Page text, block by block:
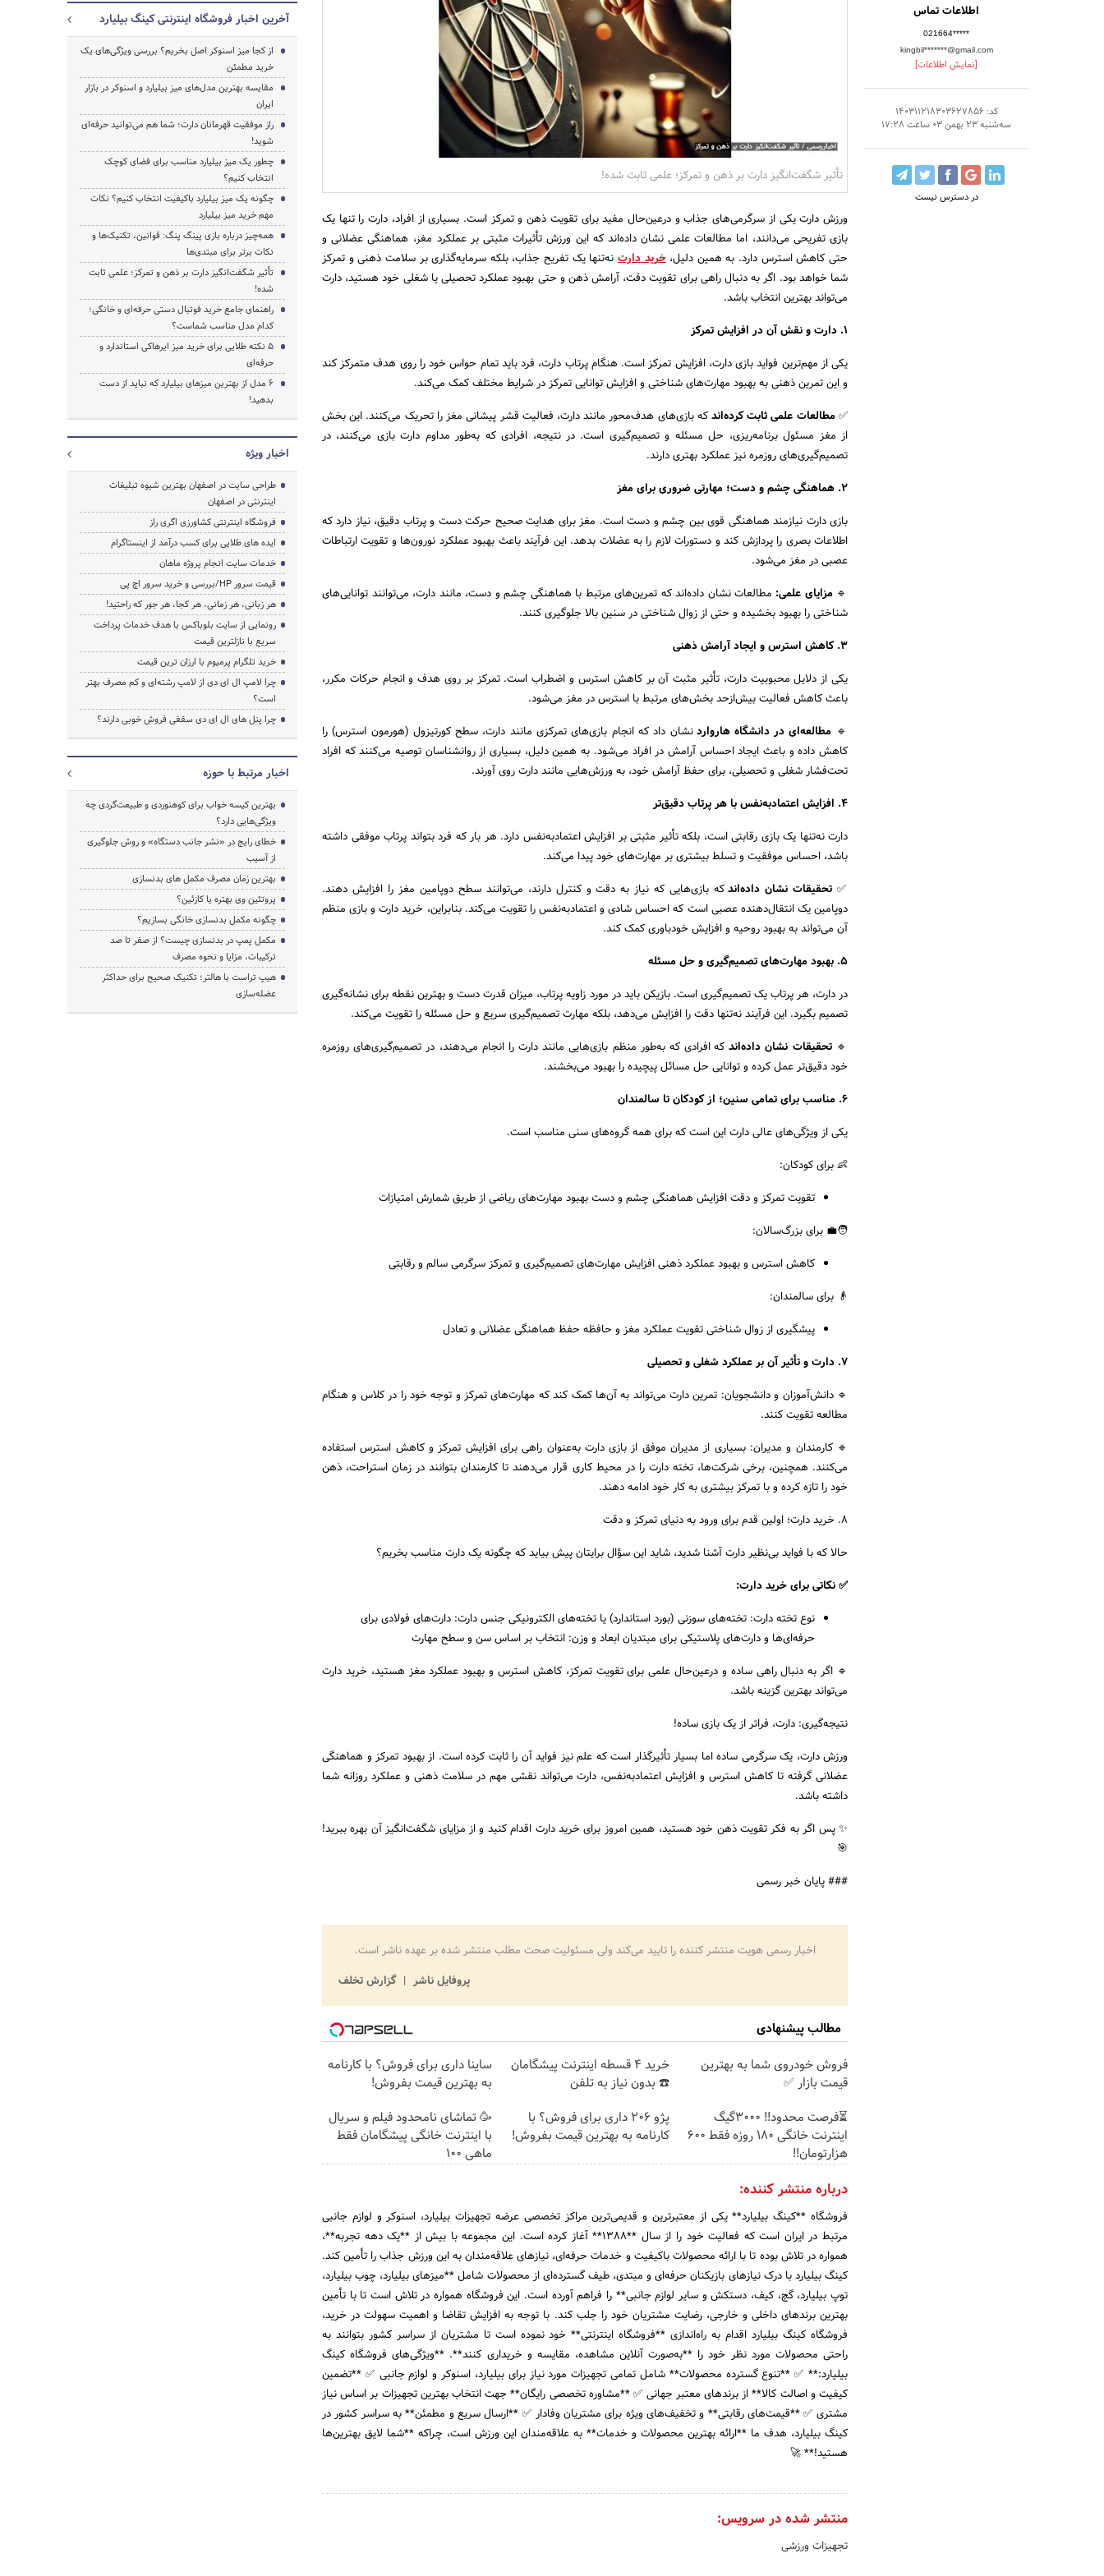
اطلاعات تماس
021664*****
kingbil*******@gmail.com
[نمایش اطلاعات]
کد: 140311218303627856
سه‌شنبه 23 بهمن 03 ساعت 17:28
در دسترس نیست
تأثیر شگفت‌انگیز دارت بر ذهن و تمرکز؛ علمی ثابت شده!
ورزش دارت یکی از سرگرمی‌های جذاب و درعین‌حال مفید برای تقویت ذهن و تمرکز است. بسیاری از افراد، دارت را تنها یک
بازی تفریحی می‌دانند، اما مطالعات علمی نشان داده‌اند که این ورزش تأثیرات مثبتی بر عملکرد مغز، هماهنگی عضلانی و
حتی کاهش استرس دارد. به همین دلیل،خرید دارت نه‌تنها یک تفریح جذاب، بلکه سرمایه‌گذاری بر سلامت ذهنی و تمرکز
شما خواهد بود. اگر به دنبال راهی برای تقویت دقت، آرامش ذهن و حتی بهبود عملکرد تحصیلی یا شغلی خود هستید، دارت
می‌تواند بهترین انتخاب باشد.
۱. دارت و نقش آن در افزایش تمرکز
یکی از مهم‌ترین فواید بازی دارت، افزایش تمرکز است. هنگام پرتاب دارت، فرد باید تمام حواس خود را روی هدف متمرکز کند
و این تمرین ذهنی به بهبود مهارت‌های شناختی و افزایش توانایی تمرکز در شرایط مختلف کمک می‌کند.
✅مطالعات علمی ثابت کرده‌اندکه بازی‌های هدف‌محور مانند دارت، فعالیت قشر پیشانی مغز را تحریک می‌کنند. این بخش
از مغز مسئول برنامه‌ریزی، حل مسئله و تصمیم‌گیری است. در نتیجه، افرادی که به‌طور مداوم دارت بازی می‌کنند، در
تصمیم‌گیری‌های روزمره نیز عملکرد بهتری دارند.
۲. هماهنگی چشم و دست؛ مهارتی ضروری برای مغز
بازی دارت نیازمند هماهنگی قوی بین چشم و دست است. مغز برای هدایت صحیح حرکت دست و پرتاب دقیق، نیاز دارد که
اطلاعات بصری را پردازش کند و دستورات لازم را به عضلات بدهد. این فرآیند باعث بهبود عملکرد نورون‌ها و تقویت ارتباطات
عصبی در مغز می‌شود.
🔹مزایای علمی: مطالعات نشان داده‌اند که تمرین‌های مرتبط با هماهنگی چشم و دست، مانند دارت، می‌توانند توانایی‌های
شناختی را بهبود بخشیده و حتی از زوال شناختی در سنین بالا جلوگیری کنند.
۳. کاهش استرس و ایجاد آرامش ذهنی
یکی از دلایل محبوبیت دارت، تأثیر مثبت آن بر کاهش استرس و اضطراب است. تمرکز بر روی هدف و انجام حرکات مکرر،
باعث کاهش فعالیت بیش‌ازحد بخش‌های مرتبط با استرس در مغز می‌شود.
🔹 مطالعه‌ای در دانشگاه هارواردنشان داد که انجام بازی‌های تمرکزی مانند دارت، سطح کورتیزول (هورمون استرس) را
کاهش داده و باعث ایجاد احساس آرامش در افراد می‌شود. به همین دلیل، بسیاری از روانشناسان توصیه می‌کنند که افراد
تحت‌فشار شغلی و تحصیلی، برای حفظ آرامش خود، به ورزش‌هایی مانند دارت روی آورند.
۴. افزایش اعتمادبه‌نفس با هر پرتاب دقیق‌تر
دارت نه‌تنها یک بازی رقابتی است، بلکه تأثیر مثبتی بر افزایش اعتمادبه‌نفس دارد. هر بار که فرد بتواند پرتاب موفقی داشته
باشد، احساس موفقیت و تسلط بیشتری بر مهارت‌های خود پیدا می‌کند.
✅ تحقیقات نشان داده‌اندکه بازی‌هایی که نیاز به دقت و کنترل دارند، می‌توانند سطح دوپامین مغز را افزایش دهند.
دوپامین یک انتقال‌دهنده عصبی است که احساس شادی و اعتمادبه‌نفس را تقویت می‌کند. بنابراین، خرید دارت و بازی منظم
آن می‌تواند به بهبود روحیه و افزایش خودباوری کمک کند.
۵. بهبود مهارت‌های تصمیم‌گیری و حل مسئله
در دارت، هر پرتاب یک تصمیم‌گیری است. بازیکن باید در مورد زاویه پرتاب، میزان قدرت دست و بهترین نقطه برای نشانه‌گیری
تصمیم بگیرد. این فرآیند نه‌تنها دقت را افزایش می‌دهد، بلکه مهارت تصمیم‌گیری سریع و حل مسئله را تقویت می‌کند.
🔹تحقیقات نشان داده‌اند که افرادی که به‌طور منظم بازی‌هایی مانند دارت را انجام می‌دهند، در تصمیم‌گیری‌های روزمره
خود دقیق‌تر عمل کرده و توانایی حل مسائل پیچیده را بهبود می‌بخشند.
۶. مناسب برای تمامی سنین؛ از کودکان تا سالمندان
یکی از ویژگی‌های عالی دارت این است که برای همه گروه‌های سنی مناسب است.
👶 برای کودکان:
تقویت تمرکز و دقت افزایش هماهنگی چشم و دست بهبود مهارت‌های ریاضی از طریق شمارش امتیازات
🧑‍💼 برای بزرگ‌سالان:
کاهش استرس و بهبود عملکرد ذهنی افزایش مهارت‌های تصمیم‌گیری و تمرکز سرگرمی سالم و رقابتی
👴 برای سالمندان:
پیشگیری از زوال شناختی تقویت عملکرد مغز و حافظه حفظ هماهنگی عضلانی و تعادل
۷. دارت و تأثیر آن بر عملکرد شغلی و تحصیلی
🔹 دانش‌آموزان و دانشجویان: تمرین دارت می‌تواند به آن‌ها کمک کند که مهارت‌های تمرکز و توجه خود را در کلاس و هنگام
مطالعه تقویت کنند.
🔹 کارمندان و مدیران: بسیاری از مدیران موفق از بازی دارت به‌عنوان راهی برای افزایش تمرکز و کاهش استرس استفاده
می‌کنند. همچنین، برخی شرکت‌ها، تخته دارت را در محیط کاری قرار می‌دهند تا کارمندان بتوانند در زمان استراحت، ذهن
خود را تازه کرده و با تمرکز بیشتری به کار خود ادامه دهند.
۸. خرید دارت؛ اولین قدم برای ورود به دنیای تمرکز و دقت
حالا که با فواید بی‌نظیر دارت آشنا شدید، شاید این سؤال برایتان پیش بیاید که چگونه یک دارت مناسب بخریم؟
✅ نکاتی برای خرید دارت:
نوع تخته دارت: تخته‌های سوزنی (بورد استاندارد) یا تخته‌های الکترونیکی جنس دارت: دارت‌های فولادی برای
حرفه‌ای‌ها و دارت‌های پلاستیکی برای مبتدیان ابعاد و وزن: انتخاب بر اساس سن و سطح مهارت
🔹 اگر به دنبال راهی ساده و درعین‌حال علمی برای تقویت تمرکز، کاهش استرس و بهبود عملکرد مغز هستید، خرید دارت
می‌تواند بهترین گزینه باشد.
نتیجه‌گیری: دارت، فراتر از یک بازی ساده!
ورزش دارت، یک سرگرمی ساده اما بسیار تأثیرگذار است که علم نیز فواید آن را ثابت کرده است. از بهبود تمرکز و هماهنگی
عضلانی گرفته تا کاهش استرس و افزایش اعتمادبه‌نفس، دارت می‌تواند نقشی مهم در سلامت ذهنی و عملکرد روزانه شما
داشته باشد.
✨ پس اگر به فکر تقویت ذهن خود هستید، همین امروز برای خرید دارت اقدام کنید و از مزایای شگفت‌انگیز آن بهره ببرید!
🎯
### پایان خبر رسمی
اخبار رسمی هویت منتشر کننده را تایید می‌کند ولی مسئولیت صحت مطلب منتشر شده بر عهده ناشر است.
پروفایل ناشر
گزارش تخلف
مطالب پیشنهادی
فروش خودروی شما به بهترین
قیمت بازار ✅
خرید 4 قسطه اینترنت پیشگامان
☎️ بدون نیاز به تلفن
ساینا داری برای فروش؟ با کارنامه
به بهترین قیمت بفروش!
⏳فرصت محدود!! 3000گیگ
اینترنت خانگی 180 روزه فقط 600
هزارتومان!!
پژو 206 داری برای فروش؟ با
کارنامه به بهترین قیمت بفروش!
🥳 تماشای نامحدود فیلم و سریال
با اینترنت خانگی پیشگامان فقط
ماهی 100
درباره منتشر کننده:
فروشگاه **کینگ بیلیارد** یکی از معتبرترین و قدیمی‌ترین مراکز تخصصی عرضه تجهیزات بیلیارد، اسنوکر و لوازم جانبی
مرتبط در ایران است که فعالیت خود را از سال **۱۳۸۸** آغاز کرده است. این مجموعه با بیش از **یک دهه تجربه**،
همواره در تلاش بوده تا با ارائه محصولات باکیفیت و خدمات حرفه‌ای، نیازهای علاقه‌مندان به این ورزش جذاب را تأمین کند.
کینگ بیلیارد با درک نیازهای بازیکنان حرفه‌ای و مبتدی، طیف گسترده‌ای از محصولات شامل **میزهای بیلیارد، چوب بیلیارد،
توپ بیلیارد، گچ، کیف، دستکش و سایر لوازم جانبی** را فراهم آورده است. این فروشگاه همواره در تلاش است تا با تأمین
بهترین برندهای داخلی و خارجی، رضایت مشتریان خود را جلب کند. با توجه به افزایش تقاضا و اهمیت سهولت در خرید،
فروشگاه کینگ بیلیارد اقدام به راه‌اندازی **فروشگاه اینترنتی** خود نموده است تا مشتریان از سراسر کشور بتوانند به
راحتی محصولات مورد نظر خود را **به‌صورت آنلاین مشاهده، مقایسه و خریداری کنند**. **ویژگی‌های فروشگاه کینگ
بیلیارد:** ✅ **تنوع گسترده محصولات** شامل تمامی تجهیزات مورد نیاز برای بیلیارد، اسنوکر و لوازم جانبی ✅ **تضمین
کیفیت و اصالت کالا** از برندهای معتبر جهانی ✅ **مشاوره تخصصی رایگان** جهت انتخاب بهترین تجهیزات بر اساس نیاز
مشتری ✅ **قیمت‌های رقابتی** و تخفیف‌های ویژه برای مشتریان وفادار ✅ **ارسال سریع و مطمئن** به سراسر کشور در
کینگ بیلیارد، هدف ما **ارائه بهترین محصولات و خدمات** به علاقه‌مندان این ورزش است، چراکه **شما لایق بهترین‌ها
هستید!** 🚀
منتشر شده در سرویس:
تجهیزات ورزشی
آخرین اخبار فروشگاه اینترنتی کینگ بیلیارد
از کجا میز اسنوکر اصل بخریم؟ بررسی ویژگی‌های یک
خرید مطمئن
مقایسه بهترین مدل‌های میز بیلیارد و اسنوکر در بازار
ایران
راز موفقیت قهرمانان دارت؛ شما هم می‌توانید حرفه‌ای
شوید!
چطور یک میز بیلیارد مناسب برای فضای کوچک
انتخاب کنیم؟
چگونه یک میز بیلیارد باکیفیت انتخاب کنیم؟ نکات
مهم خرید میز بیلیارد
همه‌چیز درباره بازی پینگ پنگ: قوانین، تکنیک‌ها و
نکات برتر برای مبتدی‌ها
تأثیر شگفت‌انگیز دارت بر ذهن و تمرکز؛ علمی ثابت
شده!
راهنمای جامع خرید فوتبال دستی حرفه‌ای و خانگی؛
کدام مدل مناسب شماست؟
۵ نکته طلایی برای خرید میز ایرهاکی استاندارد و
حرفه‌ای
6 مدل از بهترین میزهای بیلیارد که نباید از دست
بدهید!
اخبار ویژه
طراحی سایت در اصفهان بهترین شیوه تبلیغات
اینترنتی در اصفهان
فروشگاه اینترنتی کشاورزی اگری راز
ایده های طلایی برای کسب درآمد از اینستاگرام
خدمات سایت انجام پروژه ماهان
قیمت سرور HP/بررسی و خرید سرور اچ پی
هر زبانی، هر زمانی، هر کجا، هر جور که راحتید!
رونمایی از سایت بلوباکس با هدف خدمات پرداخت
سریع با نازلترین قیمت
خرید تلگرام پرمیوم با ارزان ترین قیمت
چرا لامپ ال ای دی از لامپ رشته‌ای و کم مصرف بهتر
است؟
چرا پنل های ال ای دی سقفی فروش خوبی دارند؟
اخبار مرتبط با حوزه
بهترین کیسه خواب برای کوهنوردی و طبیعت‌گردی چه
ویژگی‌هایی دارد؟
خطای رایج در «نشر جانب دستگاه» و روش جلوگیری
از آسیب
بهترین زمان مصرف مکمل های بدنسازی
پروتئین وی بهتره یا کازئین؟
چگونه مکمل بدنسازی خانگی بسازیم؟
مکمل پمپ در بدنسازی چیست؟ از صفر تا صد
ترکیبات، مزایا و نحوه مصرف
هیپ تراست با هالتر؛ تکنیک صحیح برای حداکثر
عضله‌سازی